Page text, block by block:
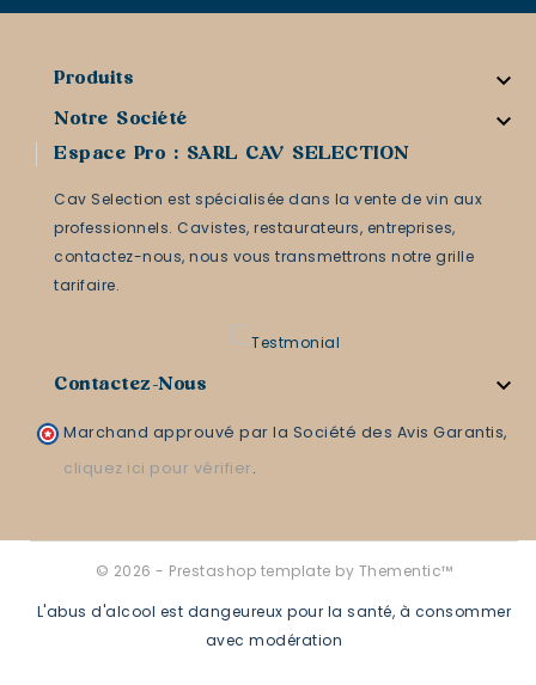
Produits 
Notre Société 
Espace Pro : SARL CAV SELECTION
Cav Selection est spécialisée dans la vente de vin aux
professionnels. Cavistes, restaurateurs, entreprises,
contactez-nous, nous vous transmettrons notre grille
tarifaire.
Contactez-Nous 
Marchand approuvé par la Société des Avis Garantis,
cliquez ici pour vérifier.
© 2026 - Prestashop template by Thementic™
L'abus d'alcool est dangeureux pour la santé, à consommer
avec modération